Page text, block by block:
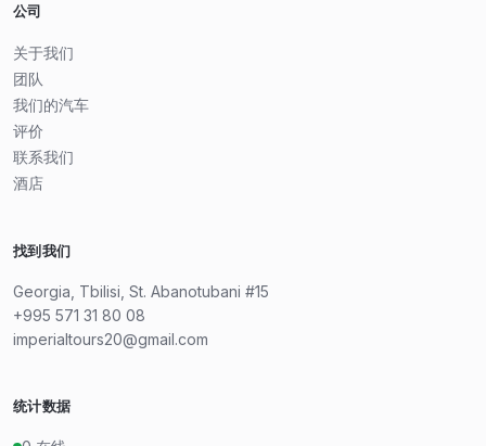
公司
关于我们
团队
我们的汽车
评价
联系我们
酒店
找到我们
Georgia, Tbilisi, St. Abanotubani #15
+995 571 31 80 08
imperialtours20@gmail.com
统计数据